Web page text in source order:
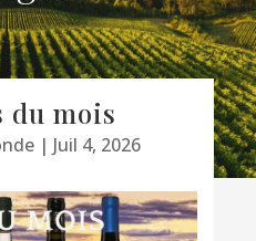
du mois
| Juil 4, 2026